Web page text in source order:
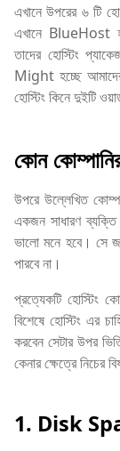
এখানে উপরের ৬ টি
এখানে BlueHost
তাদের হোস্টিং
Might হচ্ছে আমাদের
হোস্টিং কিনে দুইটি
কোন
উপরে উল্লেখিত
একজন সাধারণ
ভালো মনে হবে। সে
পারবে না।
প্রত্যেকটি হোস্টিং
বিশেষে হোস্টিং এর
করবেন সেটার উপর
কেনার ক্ষেত্রে নিচের
1. Disk